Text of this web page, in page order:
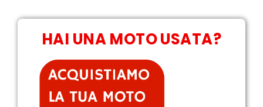
HAI UNA MOTO USATA?